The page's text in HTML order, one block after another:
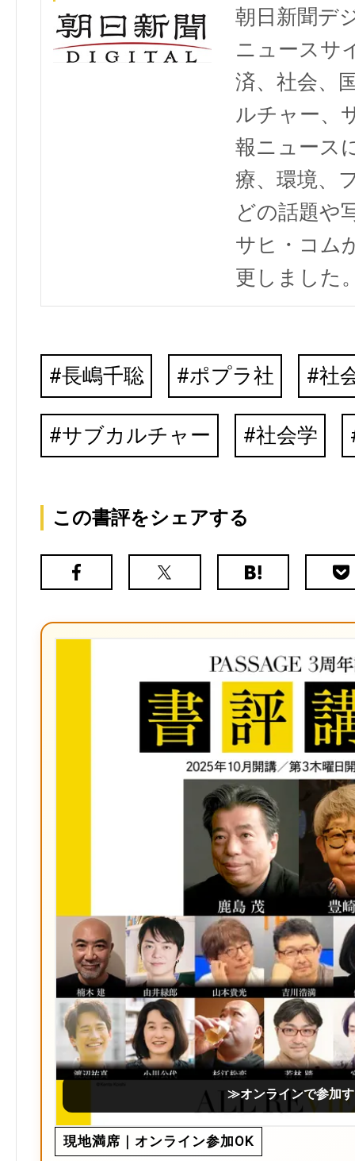
朝日新聞デ
ニュースサ
済、社会、
ルチャー、
報ニュース
療、環境、
どの話題や
サヒ・コム
更しました
長嶋千聡 ポプラ社 社
サブカルチャー 社会学
この書評をシェアする
Facebook
X（旧
は
ク
マ
ー
ク
≫オンラインで参加
現地満席｜オンライン参加OK